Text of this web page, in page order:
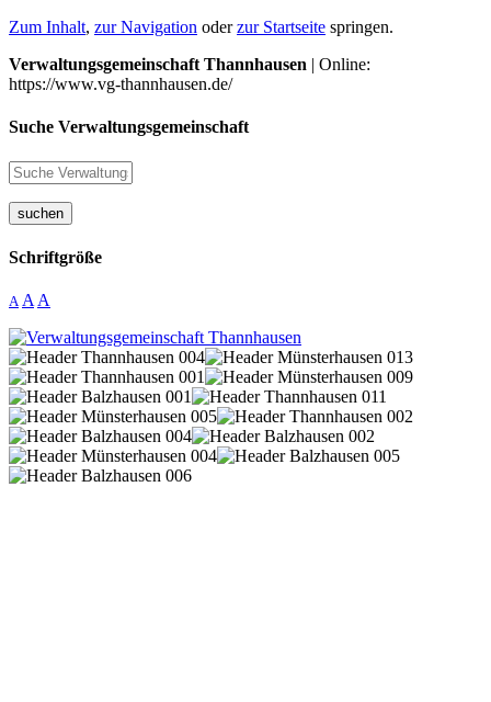
Zum Inhalt, zur Navigation oderzur Startseite springen.
Verwaltungsgemeinschaft Thannhausen | Online:
https://www.vg-thannhausen.de/
Suche Verwaltungsgemeinschaft
suchen
Schriftgröße
A A A